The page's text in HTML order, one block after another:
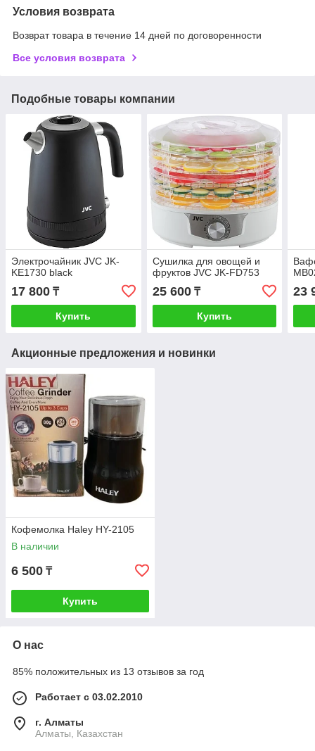
Условия возврата
Возврат товара в течение 14 дней по договоренности
Все условия возврата
Подобные товары компании
Электрочайник JVC JK-
KE1730 black
17 800 ₸
Купить
Сушилка для овощей и
фруктов JVC JK-FD753
25 600₸
Купить
23
Акционные предложения и новинки
Кофемолка Haley HY-2105
В наличии
6 500 ₸
Купить
О нас
85% положительных из 13 отзывов за год
Работает с 03.02.2010
г. Алматы
Алматы, Казахстан